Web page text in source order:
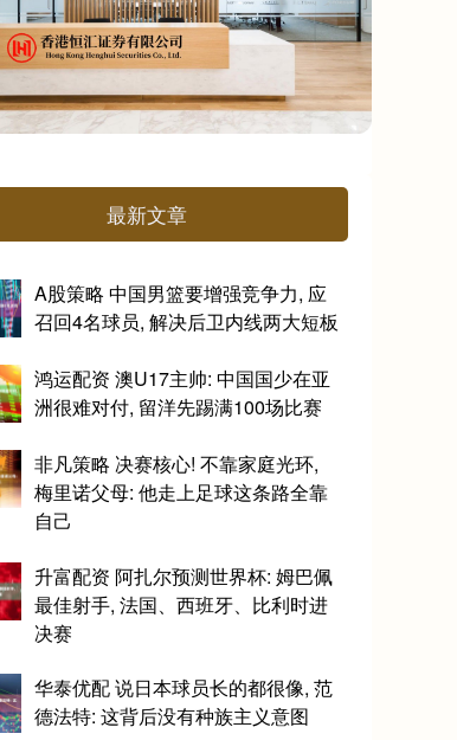
最新文章
A股策略 中国男篮要增强竞争力, 应
召回4名球员, 解决后卫内线两大短板
鸿运配资 澳U17主帅: 中国国少在亚
洲很难对付, 留洋先踢满100场比赛
非凡策略 决赛核心! 不靠家庭光环,
梅里诺父母: 他走上足球这条路全靠
自己
升富配资 阿扎尔预测世界杯: 姆巴佩
最佳射手, 法国、西班牙、比利时进
决赛
华泰优配 说日本球员长的都很像, 范
德法特: 这背后没有种族主义意图